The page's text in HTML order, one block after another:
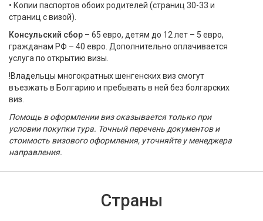
• Копии паспортов обоих родителей (страниц 30-33 и
страниц с визой).
Консульский сбор – 65 евро, детям до 12 лет – 5 евро,
гражданам РФ – 40 евро. Дополнительно оплачивается
услуга по открытию визы.
!Владельцы многократных шенгенских виз смогут
въезжать в Болгарию и пребывать в ней без болгарских
виз.
Помощь в оформлении виз оказывается только при
условии покупки тура. Точный перечень документов и
стоимость визового оформления, уточняйте у менеджера
направления.
Страны